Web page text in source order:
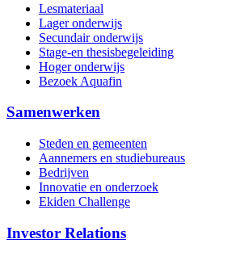
Lesmateriaal
Lager onderwijs
Secundair onderwijs
Stage-en thesisbegeleiding
Hoger onderwijs
Bezoek Aquafin
Samenwerken
Steden en gemeenten
Aannemers en studiebureaus
Bedrijven
Innovatie en onderzoek
Ekiden Challenge
Investor Relations